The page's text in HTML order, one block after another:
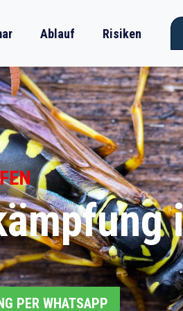
Ablauf Risiken
PER WHATSAPP